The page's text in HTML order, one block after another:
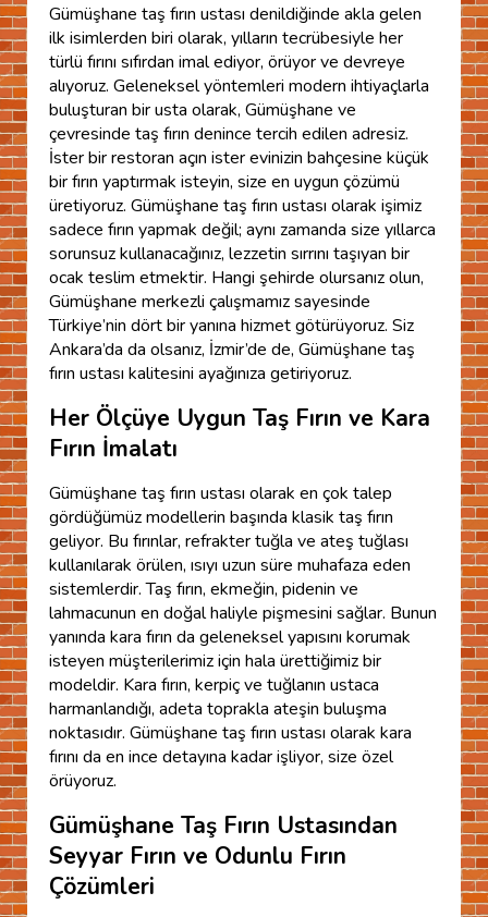
Gümüşhane taş fırın ustası denildiğinde akla gelen
ilk isimlerden biri olarak, yılların tecrübesiyle her
türlü fırını sıfırdan imal ediyor, örüyor ve devreye
alıyoruz. Geleneksel yöntemleri modern ihtiyaçlarla
buluşturan bir usta olarak, Gümüşhane ve
çevresinde taş fırın denince tercih edilen adresiz.
İster bir restoran açın ister evinizin bahçesine küçük
bir fırın yaptırmak isteyin, size en uygun çözümü
üretiyoruz. Gümüşhane taş fırın ustası olarak işimiz
sadece fırın yapmak değil; aynı zamanda size yıllarca
sorunsuz kullanacağınız, lezzetin sırrını taşıyan bir
ocak teslim etmektir. Hangi şehirde olursanız olun,
Gümüşhane merkezli çalışmamız sayesinde
Türkiye’nin dört bir yanına hizmet götürüyoruz. Siz
Ankara’da da olsanız, İzmir’de de, Gümüşhane taş
fırın ustası kalitesini ayağınıza getiriyoruz.
Her Ölçüye Uygun Taş Fırın ve Kara
Fırın İmalatı
Gümüşhane taş fırın ustası olarak en çok talep
gördüğümüz modellerin başında klasik taş fırın
geliyor. Bu fırınlar, refrakter tuğla ve ateş tuğlası
kullanılarak örülen, ısıyı uzun süre muhafaza eden
sistemlerdir. Taş fırın, ekmeğin, pidenin ve
lahmacunun en doğal haliyle pişmesini sağlar. Bunun
yanında kara fırın da geleneksel yapısını korumak
isteyen müşterilerimiz için hala ürettiğimiz bir
modeldir. Kara fırın, kerpiç ve tuğlanın ustaca
harmanlandığı, adeta toprakla ateşin buluşma
noktasıdır. Gümüşhane taş fırın ustası olarak kara
fırını da en ince detayına kadar işliyor, size özel
örüyoruz.
Gümüşhane Taş Fırın Ustasından
Seyyar Fırın ve Odunlu Fırın
Çözümleri